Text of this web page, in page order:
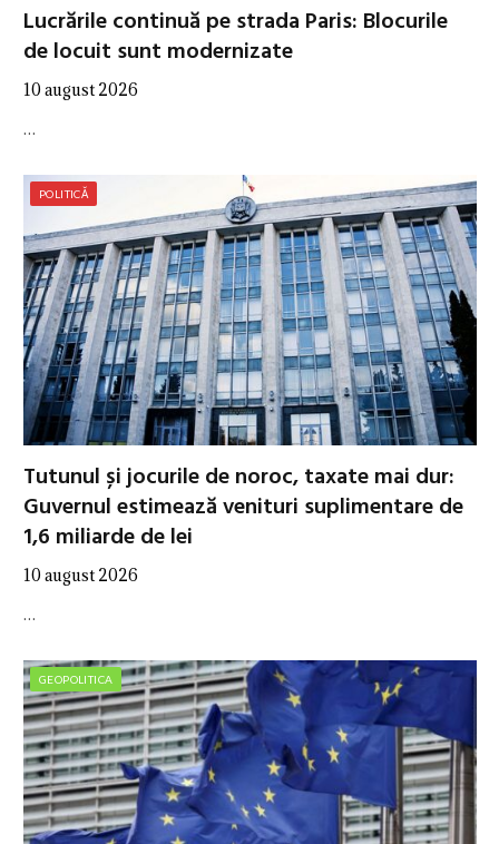
Lucrările continuă pe strada Paris: Blocurile
de locuit sunt modernizate
10 august 2026
…
POLITICĂ
Tutunul și jocurile de noroc, taxate mai dur:
Guvernul estimează venituri suplimentare de
1,6 miliarde de lei
10 august 2026
…
GEOPOLITICA